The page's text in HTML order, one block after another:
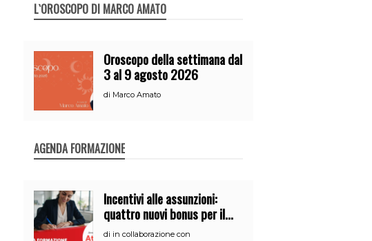
L`OROSCOPO DI MARCO AMATO
Oroscopo della settimana dal
3 al 9 agosto 2026
di Marco Amato
AGENDA FORMAZIONE
Incentivi alle assunzioni:
quattro nuovi bonus per il
2026
di in collaborazione con